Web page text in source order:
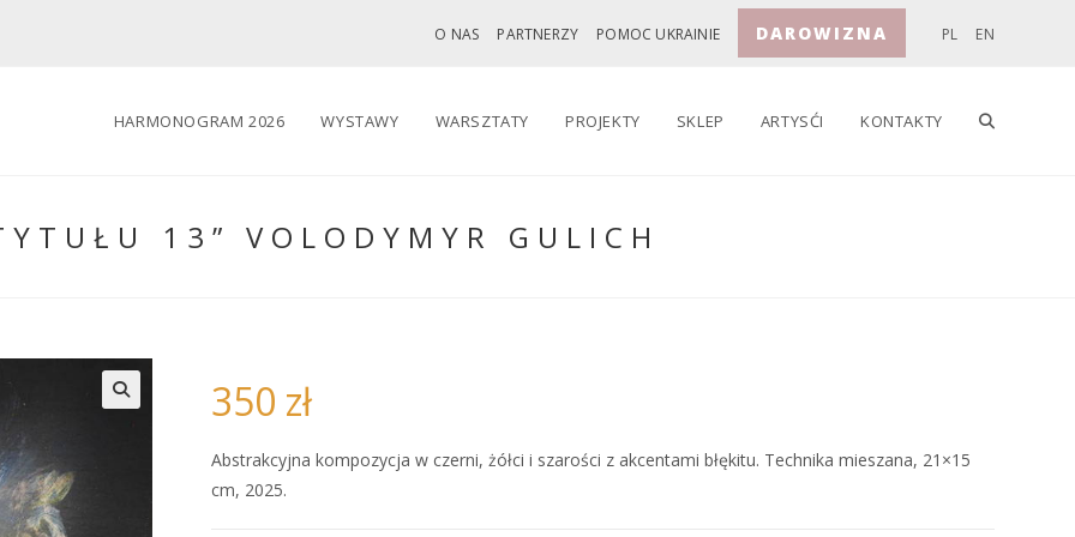
O NAS PARTNERZY POMOC UKRAINIE DAROWIZNA PL EN
HARMONOGRAM 2026 WYSTAWY WARSZTATY PROJEKTY SKLEP ARTYSĆI KONTAKTY TOGGLE
13” VOLODYMYR GULICH
350 zł
Abstrakcyjna kompozycja w czerni, żółci i szarości z akcentami błękitu. Technika mieszana, 21×15
cm, 2025.